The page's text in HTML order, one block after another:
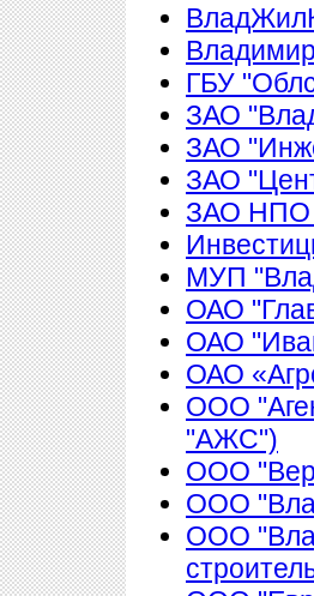
ГБУ
ЗАО
ЗАО
ЗАО
ЗАО НПО
МУП
ОАО
ОАО
ОАО
ООО
"АЖС")
ООО
ООО
ООО